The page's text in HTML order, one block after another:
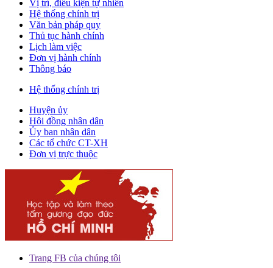
Vị trí, điều kiện tự nhiên
Hệ thống chính trị
Văn bản pháp quy
Thủ tục hành chính
Lịch làm việc
Đơn vị hành chính
Thông báo
Hệ thống chính trị
Huyện ủy
Hội đồng nhân dân
Ủy ban nhân dân
Các tổ chức CT-XH
Đơn vị trực thuộc
Trang FB của chúng tôi